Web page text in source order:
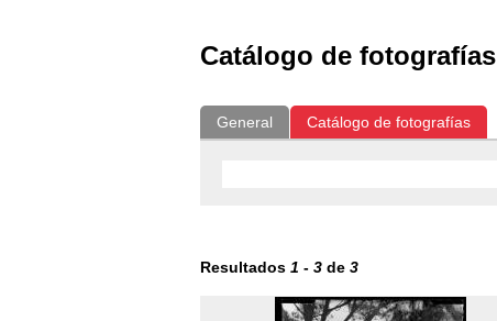
Catálogo de fotografías
General Catálogo de fotografías
Resultados 1 - 3 de 3